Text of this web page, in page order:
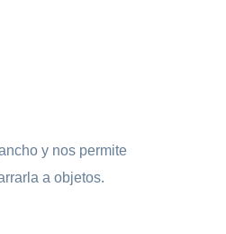
hasta $55.000
y nos permite
a objetos.